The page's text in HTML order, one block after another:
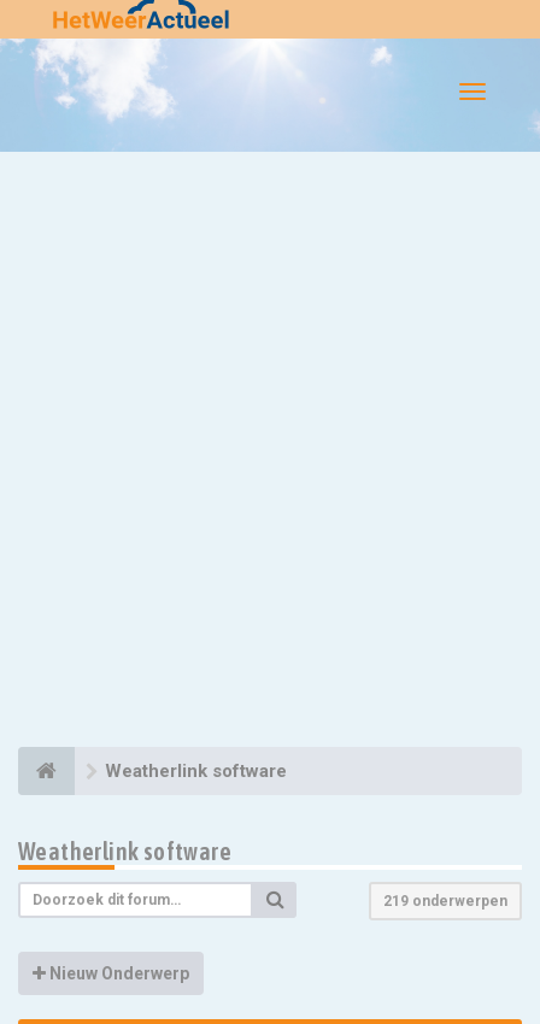
Flip-
Weatherlink software
Weatherlink software
219 onderwerpen
Nieuw Onderwerp